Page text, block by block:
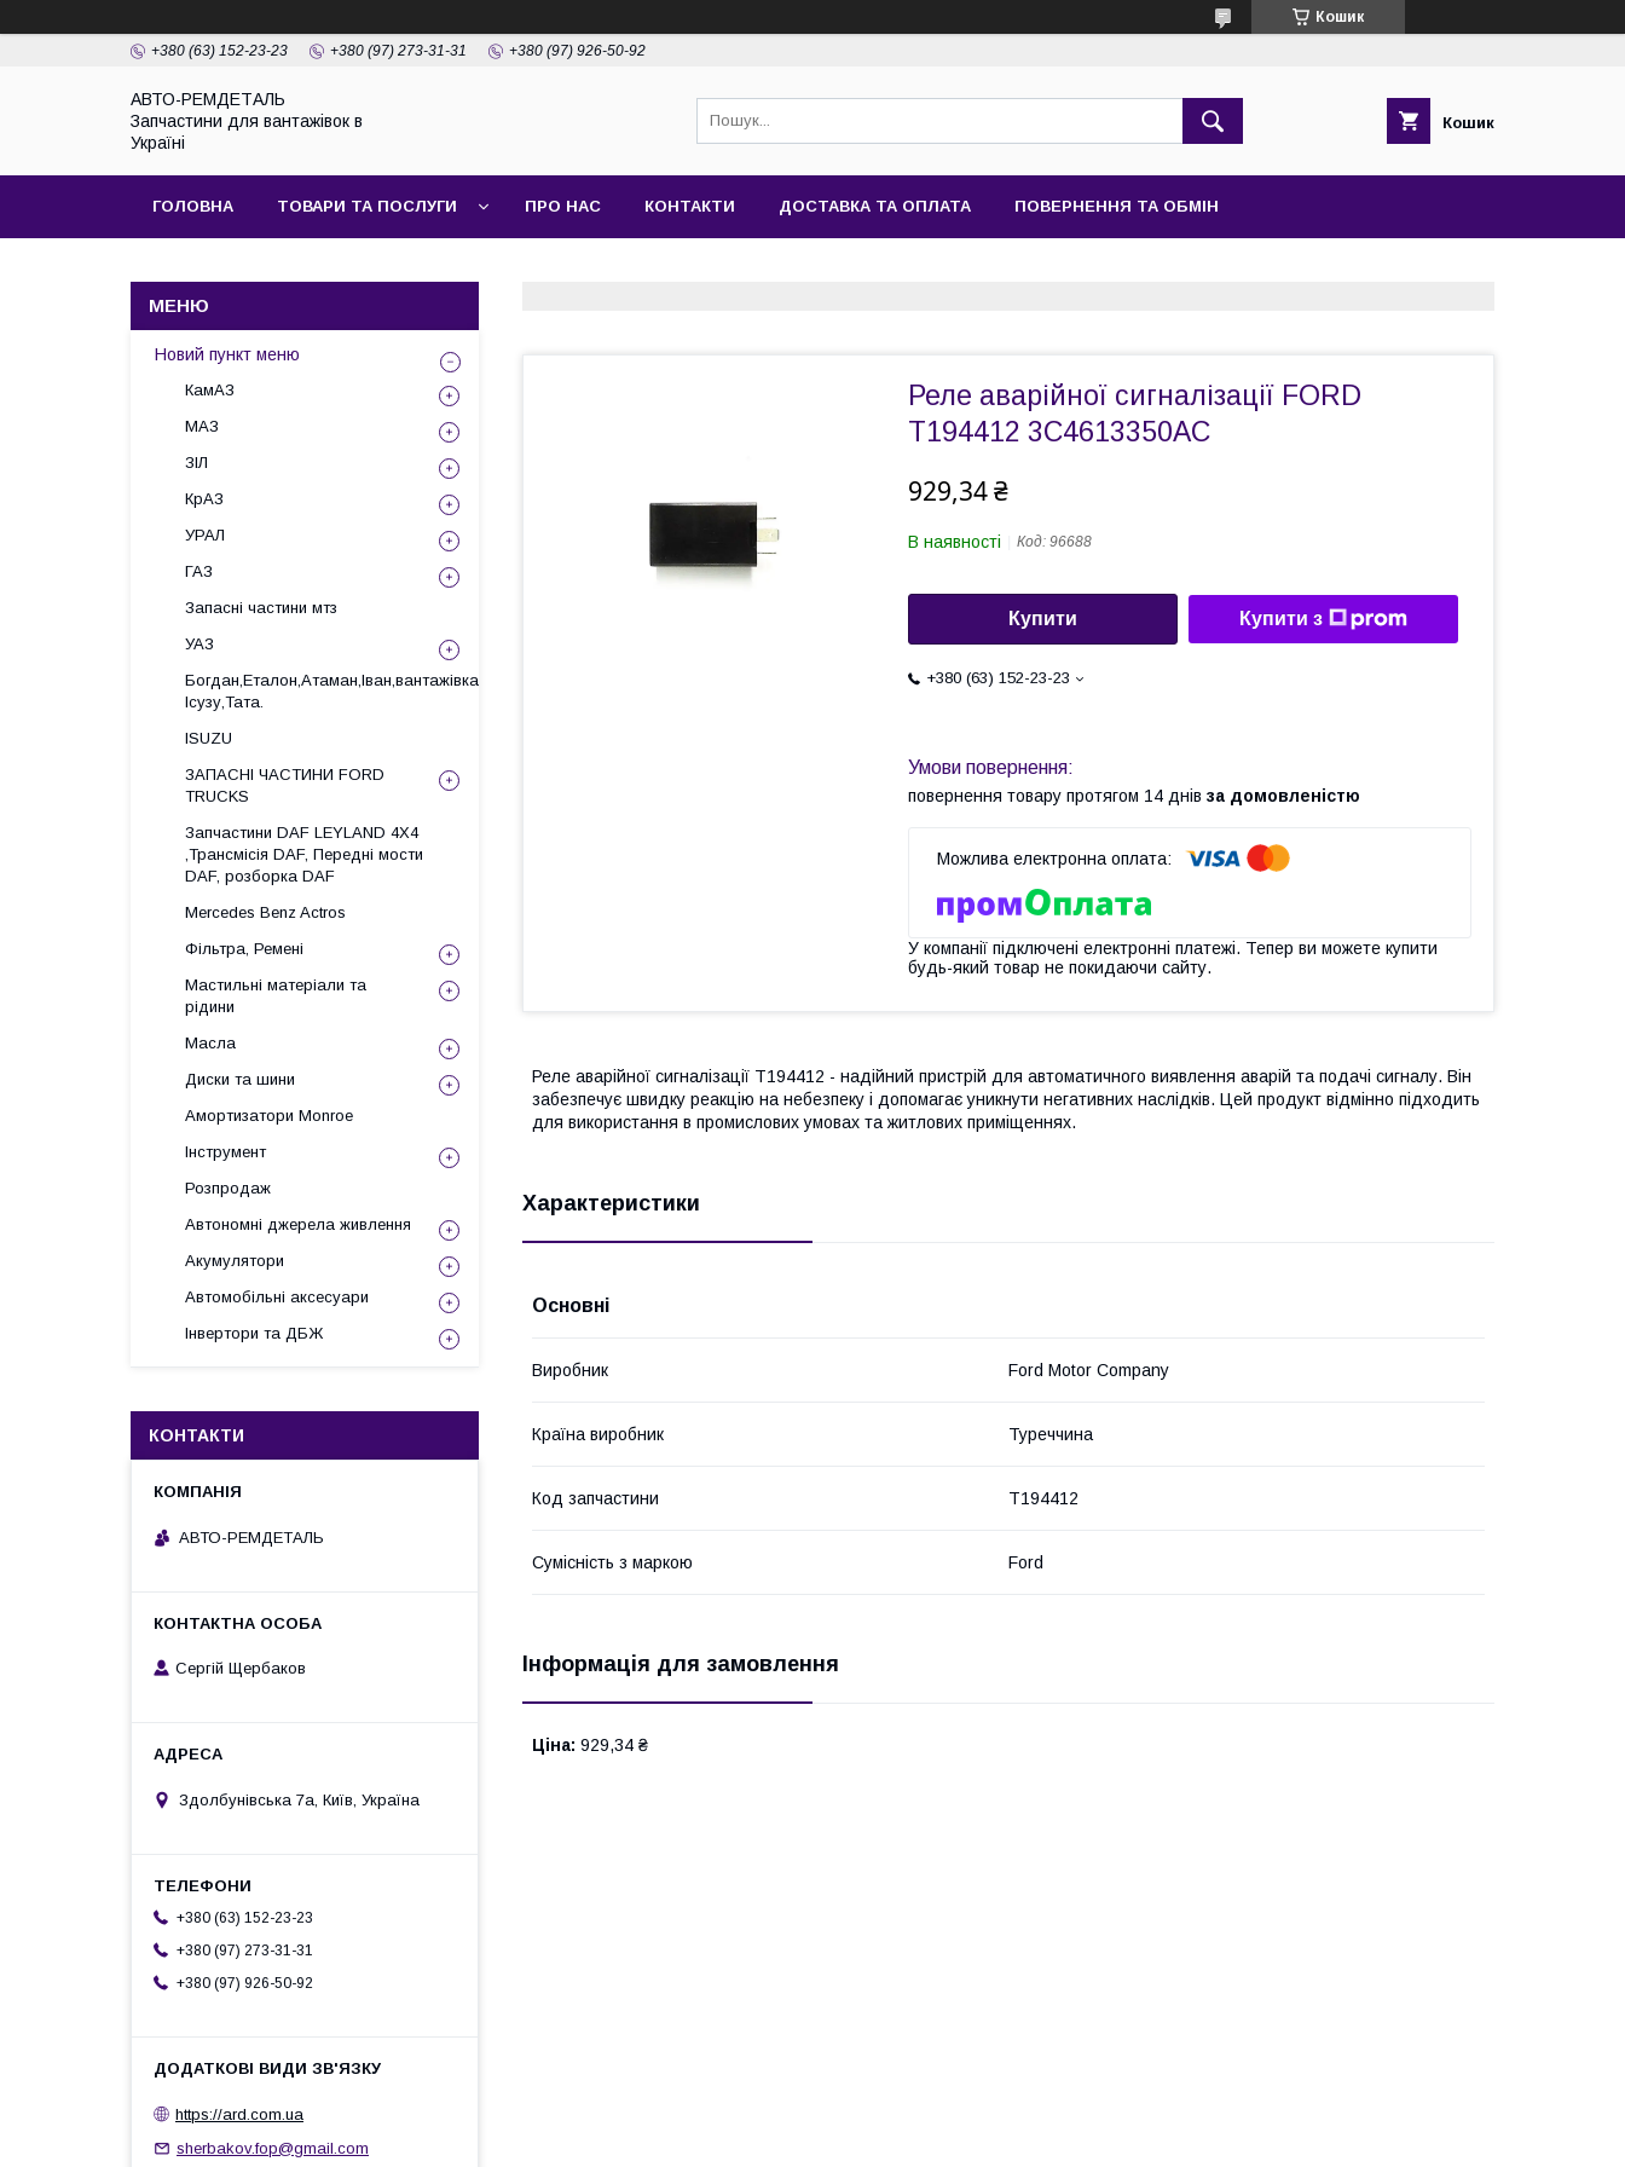
Кошик
+380 (63) 152-23-23 +380 (97) 273-31-31 +380 (97) 926-50-92
АВТО-РЕМДЕТАЛЬ
Запчастини для вантажівок в
Україні
Кошик
ГОЛОВНА ТОВАРИ ТА ПОСЛУГИ ПРО НАС КОНТАКТИ ДОСТАВКА ТА ОПЛАТА ПОВЕРНЕННЯ ТА ОБМІН
Реле аварійної сигналізації FORD
T194412 3C4613350AC
929,34 ₴
В наявності Код: 96688
Купити Купити з
+380 (63) 152-23-23
повернення товару протягом 14 днів за домовленістю
У компанії підключені електронні платежі. Тепер ви можете купити
будь-який товар не покидаючи сайту.
Реле аварійної сигналізації T194412 - надійний пристрій для автоматичного виявлення аварій та подачі сигналу. Він
забезпечує швидку реакцію на небезпеку і допомагає уникнути негативних наслідків. Цей продукт відмінно підходить
для використання в промислових умовах та житлових приміщеннях.
Характеристики
Основні
Виробник Ford Motor Company
Країна виробник Туреччина
Код запчастини T194412
Сумісність з маркою Ford
Інформація для замовлення
Ціна: 929,34 ₴
Новий пункт меню
КамАЗ
МАЗ
ЗІЛ
КрАЗ
УРАЛ
ГАЗ
Запасні частини мтз
УАЗ
Богдан,Еталон,Атаман,Іван,вантажівка
Ісузу,Тата.
ISUZU
ЗАПАСНІ ЧАСТИНИ FORD
TRUCKS
Запчастини DAF LEYLAND 4X4
,Трансмісія DAF, Передні мости
DAF, розборка DAF
Mercedes Benz Actros
Фільтра, Ремені
Мастильні матеріали та
рідини
Масла
Диски та шини
Амортизатори Monroe
Інструмент
Розпродаж
Автономні джерела живлення
Акумулятори
Автомобільні аксесуари
Інвертори та ДБЖ
КОНТАКТИ
АВТО-РЕМДЕТАЛЬ
Сергій Щербаков
Здолбунівська 7а, Київ, Україна
+380 (63) 152-23-23
+380 (97) 273-31-31
+380 (97) 926-50-92
https://ard.com.ua
sherbakov.fop@gmail.com